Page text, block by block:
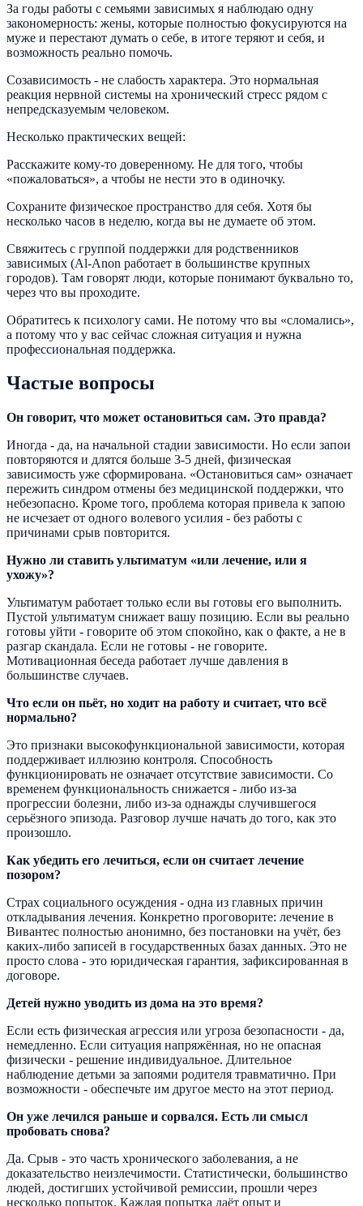
За годы работы с семьями зависимых я наблюдаю одну
закономерность: жены, которые полностью фокусируются на
муже и перестают думать о себе, в итоге теряют и себя, и
возможность реально помочь.
Созависимость - не слабость характера. Это нормальная
реакция нервной системы на хронический стресс рядом с
непредсказуемым человеком.
Несколько практических вещей:
Расскажите кому-то доверенному. Не для того, чтобы
«пожаловаться», а чтобы не нести это в одиночку.
Сохраните физическое пространство для себя. Хотя бы
несколько часов в неделю, когда вы не думаете об этом.
Свяжитесь с группой поддержки для родственников
зависимых (Al-Anon работает в большинстве крупных
городов). Там говорят люди, которые понимают буквально то,
через что вы проходите.
Обратитесь к психологу сами. Не потому что вы «сломались»,
а потому что у вас сейчас сложная ситуация и нужна
профессиональная поддержка.
Частые вопросы
Он говорит, что может остановиться сам. Это правда?
Иногда - да, на начальной стадии зависимости. Но если запои
повторяются и длятся больше 3-5 дней, физическая
зависимость уже сформирована. «Остановиться сам» означает
пережить синдром отмены без медицинской поддержки, что
небезопасно. Кроме того, проблема которая привела к запою
не исчезает от одного волевого усилия - без работы с
причинами срыв повторится.
Нужно ли ставить ультиматум «или лечение, или я
ухожу»?
Ультиматум работает только если вы готовы его выполнить.
Пустой ультиматум снижает вашу позицию. Если вы реально
готовы уйти - говорите об этом спокойно, как о факте, а не в
разгар скандала. Если не готовы - не говорите.
Мотивационная беседа работает лучше давления в
большинстве случаев.
Что если он пьёт, но ходит на работу и считает, что всё
нормально?
Это признаки высокофункциональной зависимости, которая
поддерживает иллюзию контроля. Способность
функционировать не означает отсутствие зависимости. Со
временем функциональность снижается - либо из-за
прогрессии болезни, либо из-за однажды случившегося
серьёзного эпизода. Разговор лучше начать до того, как это
произошло.
Как убедить его лечиться, если он считает лечение
позором?
Страх социального осуждения - одна из главных причин
откладывания лечения. Конкретно проговорите: лечение в
Вивантес полностью анонимно, без постановки на учёт, без
каких-либо записей в государственных базах данных. Это не
просто слова - это юридическая гарантия, зафиксированная в
договоре.
Детей нужно уводить из дома на это время?
Если есть физическая агрессия или угроза безопасности - да,
немедленно. Если ситуация напряжённая, но не опасная
физически - решение индивидуальное. Длительное
наблюдение детьми за запоями родителя травматично. При
возможности - обеспечьте им другое место на этот период.
Он уже лечился раньше и сорвался. Есть ли смысл
пробовать снова?
Да. Срыв - это часть хронического заболевания, а не
доказательство неизлечимости. Статистически, большинство
людей, достигших устойчивой ремиссии, прошли через
несколько попыток. Каждая попытка даёт опыт и